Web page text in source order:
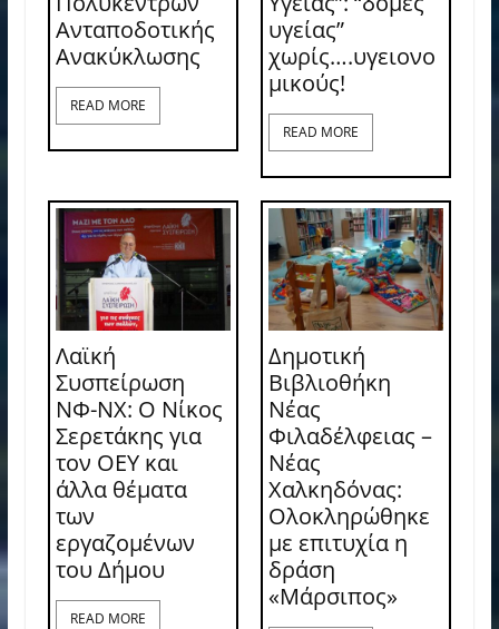
Ανταποδοτικής
Ανακύκλωσης
READ MORE
υγείας”
χωρίς….υγειονο
μικούς!
READ MORE
Λαϊκή
Συσπείρωση
ΝΦ-ΝΧ: O Νίκος
Σερετάκης για
τον ΟΕΥ και
άλλα θέματα
των
εργαζομένων
του Δήμου
READ MORE
Δημοτική
Βιβλιοθήκη
Νέας
Φιλαδέλφειας –
Νέας
Χαλκηδόνας:
Ολοκληρώθηκε
με επιτυχία η
δράση
«Μάρσιπος»